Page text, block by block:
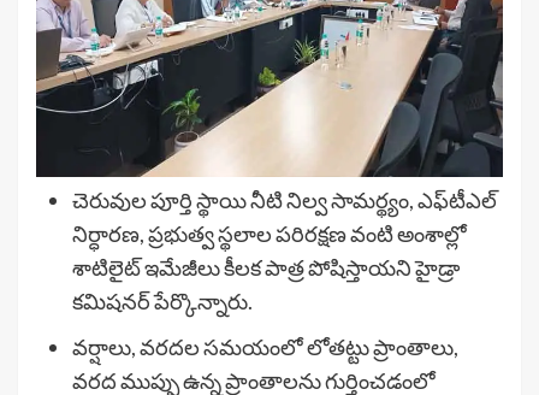
చెరువుల పూర్తి స్థాయి నీటి నిల్వ సామర్థ్యం, ఎఫ్‌టీఎల్
నిర్ధారణ, ప్రభుత్వ స్థలాల పరిరక్షణ వంటి అంశాల్లో
శాటిలైట్ ఇమేజీలు కీలక పాత్ర పోషిస్తాయని హైడ్రా
కమిషనర్ పేర్కొన్నారు.
వర్షాలు, వరదల సమయంలో లోతట్టు ప్రాంతాలు,
వరద ముప్పు ఉన్న ప్రాంతాలను గుర్తించడంలో